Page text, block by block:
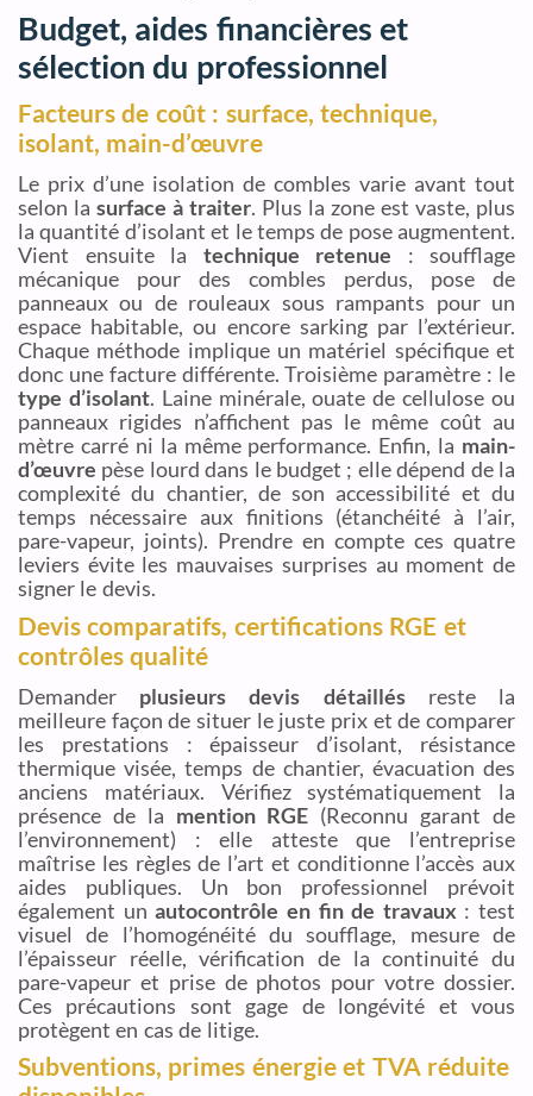
Budget, aides financières et
sélection du professionnel
Facteurs de coût : surface, technique,
isolant, main-d’œuvre
Le prix d’une isolation de combles varie avant tout
selon la surface à traiter. Plus la zone est vaste, plus
la quantité d’isolant et le temps de pose augmentent.
Vient ensuite la technique retenue : soufflage
mécanique pour des combles perdus, pose de
panneaux ou de rouleaux sous rampants pour un
espace habitable, ou encore sarking par l’extérieur.
Chaque méthode implique un matériel spécifique et
donc une facture différente. Troisième paramètre : le
type d’isolant. Laine minérale, ouate de cellulose ou
panneaux rigides n’affichent pas le même coût au
mètre carré ni la même performance. Enfin, la main-
d’œuvre pèse lourd dans le budget ; elle dépend de la
complexité du chantier, de son accessibilité et du
temps nécessaire aux finitions (étanchéité à l’air,
pare-vapeur, joints). Prendre en compte ces quatre
leviers évite les mauvaises surprises au moment de
signer le devis.
Devis comparatifs, certifications RGE et
contrôles qualité
Demander plusieurs devis détaillésreste la
meilleure façon de situer le juste prix et de comparer
les prestations : épaisseur d’isolant, résistance
thermique visée, temps de chantier, évacuation des
anciens matériaux. Vérifiez systématiquement la
présence de la mention RGE (Reconnu garant de
l’environnement) : elle atteste que l’entreprise
maîtrise les règles de l’art et conditionne l’accès aux
aides publiques. Un bon professionnel prévoit
également unautocontrôle en fin de travaux : test
visuel de l’homogénéité du soufflage, mesure de
l’épaisseur réelle, vérification de la continuité du
pare-vapeur et prise de photos pour votre dossier.
Ces précautions sont gage de longévité et vous
protègent en cas de litige.
Subventions, primes énergie et TVA réduite